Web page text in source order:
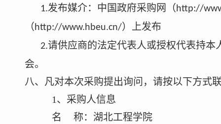
1.发布媒介： 中国政府采购网（http://
（http://www.hbeu.cn/） 上发布
2.请供应商的法定代表人或授权代表持
会。
八、凡对本次采购提出询问，请按以下方式
1、采购人信息
名
称：湖北工程学院